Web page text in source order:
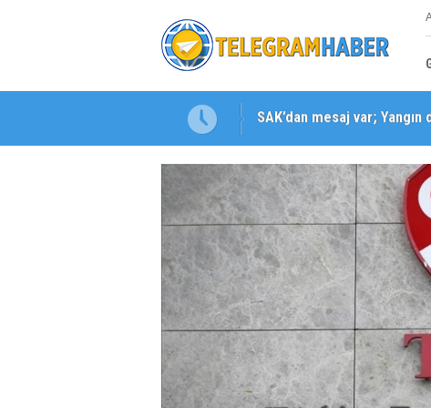
SAK’dan mesaj var; Yangın
Karabağlar ‘da Gazeteci